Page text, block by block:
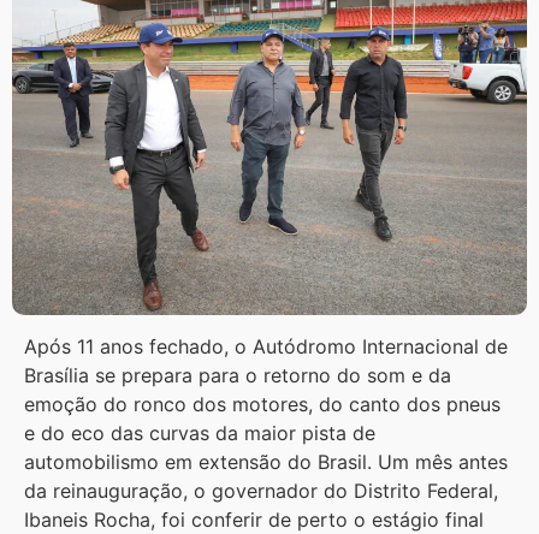
Após 11 anos fechado, o Autódromo Internacional de
Brasília se prepara para o retorno do som e da
emoção do ronco dos motores, do canto dos pneus
e do eco das curvas da maior pista de
automobilismo em extensão do Brasil. Um mês antes
da reinauguração, o governador do Distrito Federal,
Ibaneis Rocha, foi conferir de perto o estágio final